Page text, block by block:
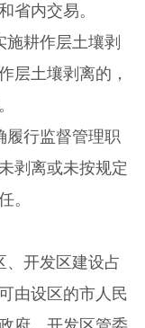
省内交易。
耕作层土壤剥
层土壤剥离的，
履行监督管理职
剥离或未按规定
。
、开发区建设占
由设区的市人民